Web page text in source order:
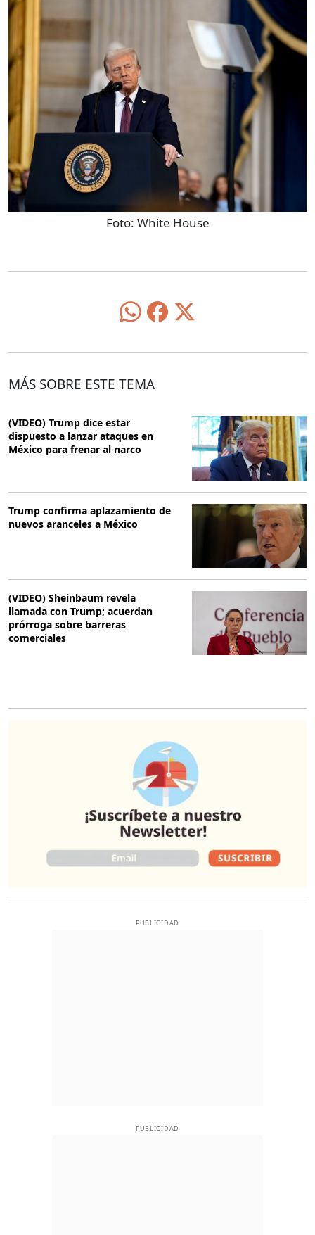
Foto: White House
MÁS SOBRE ESTE TEMA
(VIDEO) Trump dice estar
dispuesto a lanzar ataques en
México para frenar al narco
Trump confirma aplazamiento de
nuevos aranceles a México
(VIDEO) Sheinbaum revela
llamada con Trump; acuerdan
prórroga sobre barreras
comerciales
PUBLICIDAD
PUBLICIDAD